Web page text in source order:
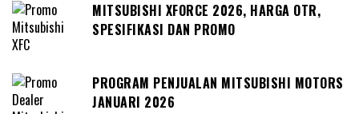
MITSUBISHI XFORCE 2026, HARGA OTR,
SPESIFIKASI DAN PROMO
PROGRAM PENJUALAN MITSUBISHI MOTORS
JANUARI 2026